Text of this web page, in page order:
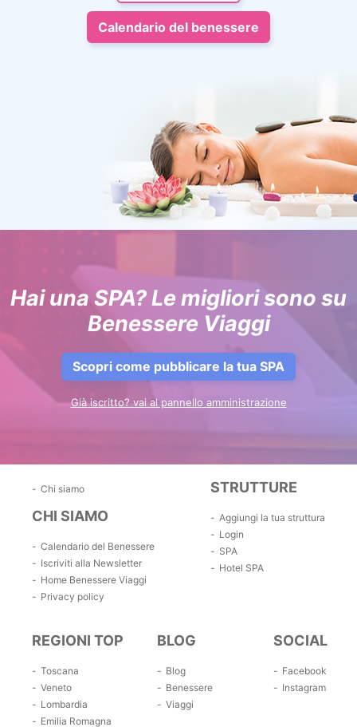
Calendario del benessere
Hai una SPA? Le migliori sono su
Benessere Viaggi
Scopri come pubblicare la tua SPA
Già iscritto? vai al pannello amministrazione
Chi siamo
CHI SIAMO
Calendario del Benessere
Iscriviti alla Newsletter
Home Benessere Viaggi
Privacy policy
STRUTTURE
Aggiungi la tua struttura
Login
SPA
Hotel SPA
REGIONI TOP
Toscana
Veneto
Lombardia
Emilia Romagna
BLOG
Blog
Benessere
Viaggi
SOCIAL
Facebook
Instagram